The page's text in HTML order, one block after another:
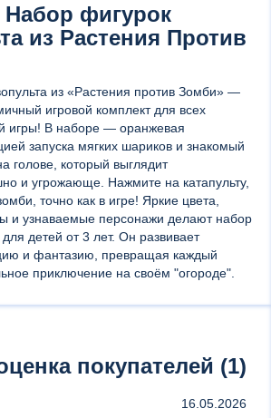
фигурок
из Растения Против
из «Растения против Зомби» —
игровой комплект для всех
игры! В наборе — оранжевая
запуска мягких шариков и знакомый
голове, который выглядит
и угрожающе. Нажмите на катапульту,
точно как в игре! Яркие цвета,
и узнаваемые персонажи делают набор
детей от 3 лет. Он развивает
и фантазию, превращая каждый
приключение на своём "огороде".
покупателей (1)
16.05.2026